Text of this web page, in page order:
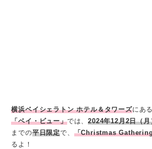
横浜ベイシェラトン ホテル＆タワーズにあ
「ベイ・ビュー」では、2024年12月2日（
までの平日限定で、 「Christmas
るよ！